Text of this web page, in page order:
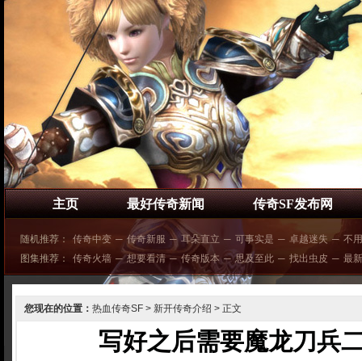
主页 最好传奇新闻 传奇SF发布网
随机推荐： 传奇中变 ─ 传奇新服 ─ 耳朵直立 ─ 可事实是 ─ 卓越迷失 ─ 不
图集推荐：
传奇火墙 ─ 想要看清 ─ 传奇版本 ─ 思及至此 ─ 找出虫皮 ─ 最
您现在的位置： 热血传奇SF > 新开传奇介绍 > 正文
写好之后需要魔龙刀兵